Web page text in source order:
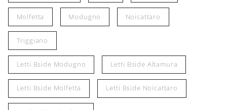
Molfetta Modugno Noicattaro
Triggiano
Letti Bside Modugno Letti Bside Altamura
Letti Bside Molfetta Letti Bside Noicattaro